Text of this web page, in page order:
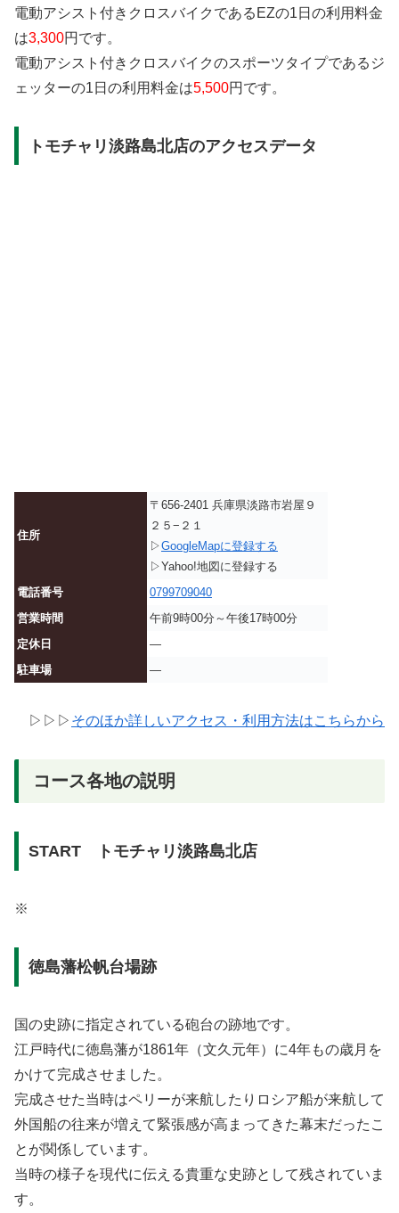
電動アシスト付きクロスバイクであるEZの1日の利用料金
は3,300円です。
電動アシスト付きクロスバイクのスポーツタイプであるジ
ェッターの1日の利用料金は5,500円です。
トモチャリ淡路島北店のアクセスデータ
住所
〒656-2401 兵庫県淡路市岩屋９
２５−２１
▷GoogleMapに登録する
▷Yahoo!地図に登録する
電話番号
0799709040
営業時間
午前9時00分～午後17時00分
定休日
—
駐車場
—
▷▷▷ そのほか詳しいアクセス・利用方法はこちらから
コース各地の説明
START トモチャリ淡路島北店
※
徳島藩松帆台場跡
国の史跡に指定されている砲台の跡地です。
江戸時代に徳島藩が1861年（文久元年）に4年もの歳月を
かけて完成させました。
完成させた当時はペリーが来航したりロシア船が来航して
外国船の往来が増えて緊張感が高まってきた幕末だったこ
とが関係しています。
当時の様子を現代に伝える貴重な史跡として残されていま
す。